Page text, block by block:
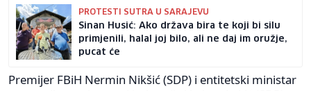
PROTESTI SUTRA U SARAJEVU
Sinan Husić: Ako država bira te koji bi silu
primjenili, halal joj bilo, ali ne daj im oružje,
pucat će
Premijer FBiH Nermin Nikšić (SDP) i entitetski ministar